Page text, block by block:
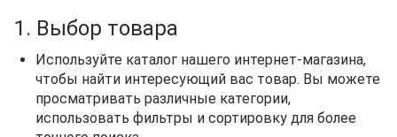
1. Выбор товара
Используйте каталог нашего интернет-магазина,
чтобы найти интересующий вас товар. Вы можете
просматривать различные категории,
использовать фильтры и сортировку для более